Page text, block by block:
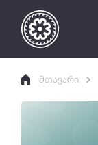
მთავარი